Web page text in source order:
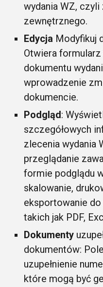
wydania WZ,
zewnętrznego.
Edycja Modyfikuj
Otwiera
dokumentu
wprowadzenie
dokumencie.
Podgląd:
szczegółowych
zlecenia wydania
przeglądanie
formie podglądu
skalowanie,
eksportowanie
takich jak PDF,
Dokumenty
dokumentów:
uzupełnienie
które mogą być